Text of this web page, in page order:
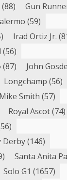
(88) Gun
(59)
Irad Ortiz Jr.
(56)
(87) John
Longchamp (56)
Mike Smith (57)
Royal Ascot(74)
Derby(146)
Santa Anita
Solo G1 (1657)